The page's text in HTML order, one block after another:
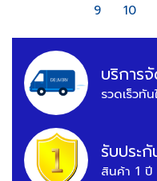
9
10
บริการ
รวดเร็วทัน
รับประกั
สินค้า 1 ปี